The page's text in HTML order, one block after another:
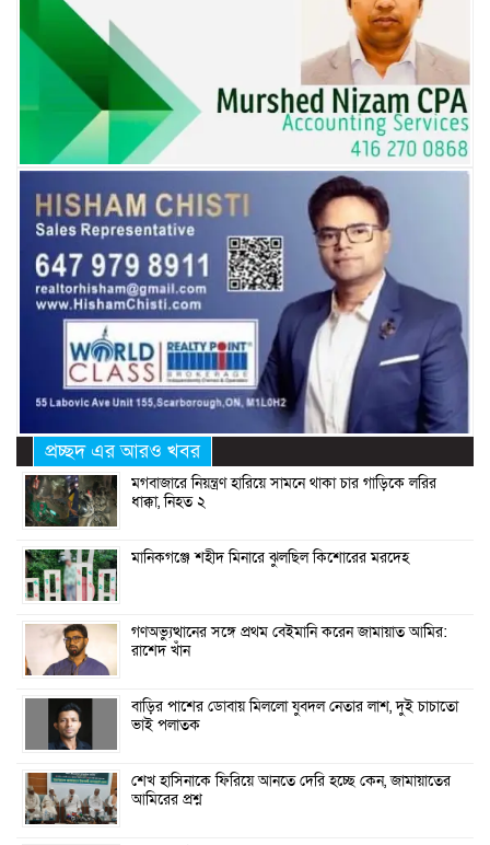
প্রচ্ছদ এর আরও খবর
মগবাজারে নিয়ন্ত্রণ হারিয়ে সামনে থাকা চার গাড়িকে লরির
ধাক্কা, নিহত ২
মানিকগঞ্জে শহীদ মিনারে ঝুলছিল কিশোরের মরদেহ
গণঅভ্যুত্থানের সঙ্গে প্রথম বেইমানি করেন জামায়াত আমির:
রাশেদ খাঁন
বাড়ির পাশের ডোবায় মিললো যুবদল নেতার লাশ, দুই চাচাতো
ভাই পলাতক
শেখ হাসিনাকে ফিরিয়ে আনতে দেরি হচ্ছে কেন, জামায়াতের
আমিরের প্রশ্ন